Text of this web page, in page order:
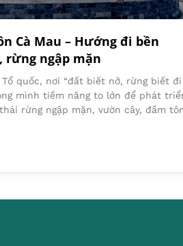
Cà Mau – Hướng đi bền
ngập mặn
quốc, nơi “đất biết nở, rừng biết đi
mình tiềm năng to lớn để phát
rừng ngập mặn, vườn cây, đầm